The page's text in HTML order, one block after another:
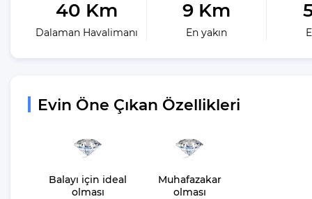
Romantik Balayı Villaları
Her Bütçeye Uygun Kiralık Villa
40 Km
Dalaman Havalimanı
9 Km
En yakın
Evin Öne Çıkan Özellikleri
Balayı için ideal
olması
Muhafazakar
olması